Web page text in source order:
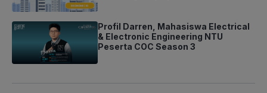
Profil Darren, Mahasiswa Electrical
& Electronic Engineering NTU
Peserta COC Season 3